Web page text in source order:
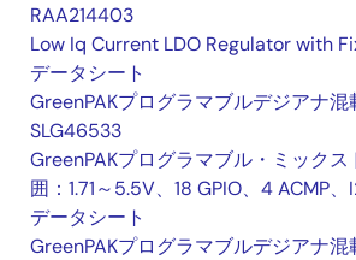
RAA214403
Low Iq Current LDO Regulator with
データシート
GreenPAKプログラマブルデジアナ混
SLG46533
GreenPAKプログラマブル・ミック
囲：1.71～5.5V、18 GPIO、4 ACMP、
データシート
GreenPAKプログラマブルデジアナ混